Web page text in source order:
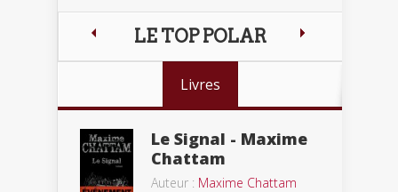
LE TOP POLAR
Livres
Le Signal - Maxime
Chattam
Auteur : Maxime Chattam